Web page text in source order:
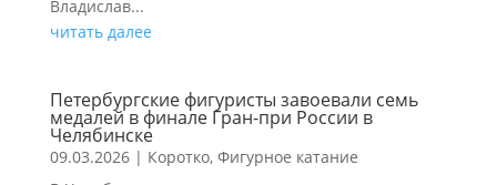
Владислав...
читать далее
Петербургские фигуристы завоевали семь
медалей в финале Гран-при России в
Челябинске
09.03.2026| Коротко, Фигурное катание